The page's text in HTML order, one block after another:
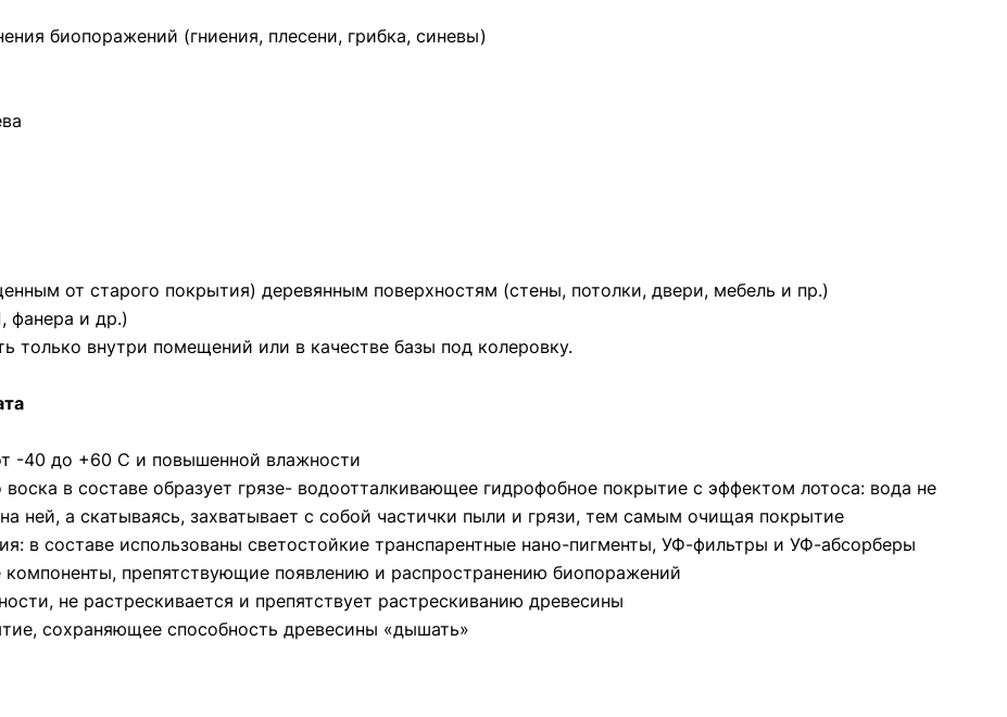
биопоражений (гниения, плесени, грибка, синевы)
от старого покрытия) деревянным поверхностям (стены, потолки, двери, мебель и пр.)
фанера и др.)
только внутри помещений или в качестве базы под колеровку.
-40 до +60 С и повышенной влажности
в составе образует грязе- водоотталкивающее гидрофобное покрытие с эффектом лотоса: вода не
ней, а скатываясь, захватывает с собой частички пыли и грязи, тем самым очищая покрытие
в составе использованы светостойкие транспарентные нано-пигменты, УФ-фильтры и УФ-абсорберы
препятствующие появлению и распространению биопоражений
не растрескивается и препятствует растрескиванию древесины
сохраняющее способность древесины «дышать»